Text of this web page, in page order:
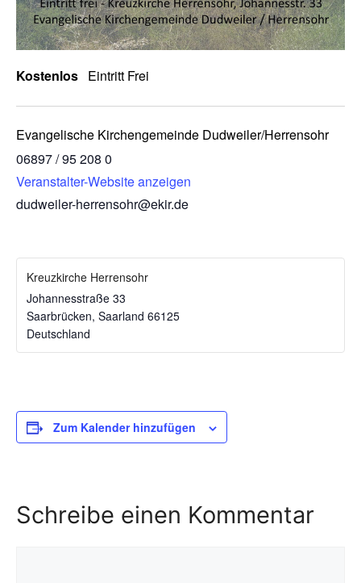
Kostenlos Eintritt Frei
Evangelische Kirchengemeinde Dudweiler/Herrensohr
06897 / 95 208 0
Veranstalter-Website anzeigen
dudweiler-herrensohr@ekir.de
Kreuzkirche Herrensohr
Johannesstraße 33
Saarbrücken, Saarland 66125
Deutschland
Zum Kalender hinzufügen
Schreibe einen Kommentar